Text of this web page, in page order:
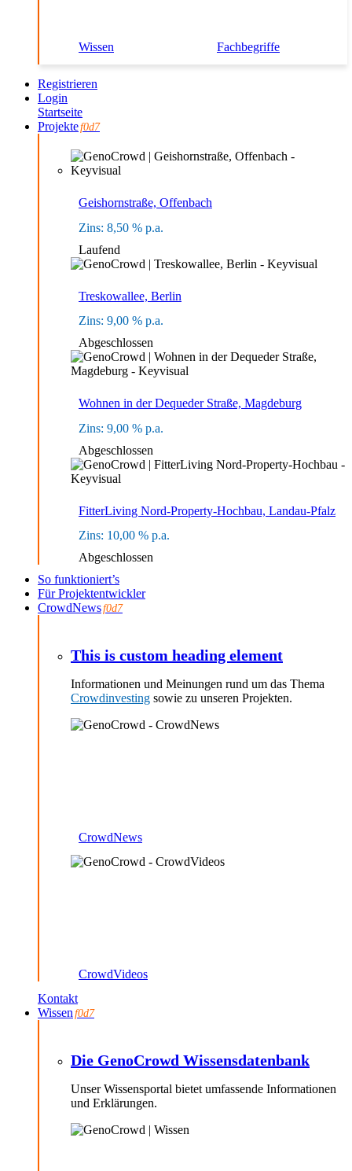
Wissen Fachbegriffe
Registrieren
Login
Startseite
Projekte
Geishornstraße, Offenbach
8,50
Laufend
Treskowallee, Berlin
9,00
Abgeschlossen
Wohnen in der Dequeder Straße, Magdeburg
9,00
Abgeschlossen
FitterLiving Nord-Property-Hochbau, Landau-Pfalz
10,00
Abgeschlossen
So funktioniert’s
Für Projektentwickler
CrowdNews
This is custom heading element
Informationen und Meinungen rund um das Thema
Crowdinvesting sowie zu unseren Projekten.
CrowdNews
CrowdVideos
Kontakt
Wissen
Die GenoCrowd Wissensdatenbank
Unser Wissensportal bietet umfassende Informationen
und Erklärungen.